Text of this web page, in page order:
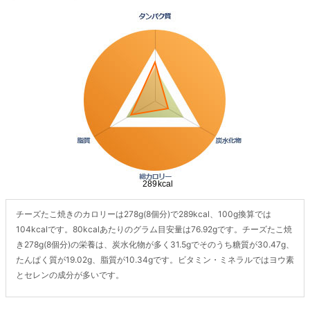
チーズたこ焼きのカロリーは278g(8個分)で289kcal、100g換算では
104kcalです。80kcalあたりのグラム目安量は76.92gです。チーズたこ焼
き278g(8個分)の栄養は、炭水化物が多く31.5gでそのうち糖質が30.47g、
たんぱく質が19.02g、脂質が10.34gです。ビタミン・ミネラルではヨウ素
とセレンの成分が多いです。